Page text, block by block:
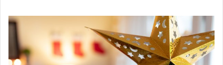
če se sprašujete, kdaj je zares pravi čas, da svoje stanovanje
spremenite v 'božično deželo', vam morda odgovor lahko
ponudi ameriška pop ikona Dolly Parton.